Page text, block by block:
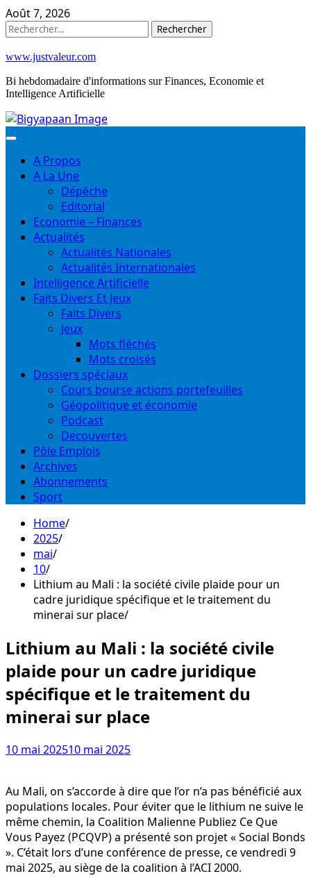
Skip
to
Août 7, 2026
Rechercher :
www.justvaleur.com
Bi hebdomadaire d'informations sur Finances, Economie et
Intelligence Artificielle
A Propos
A La Une
Dépêche
Editorial
Economie – Finances
Actualités
Actualités Nationales
Actualités Internationales
Intelligence Artificielle
Faits Divers Et Jeux
Faits Divers
Jeux
Mots fléchés
Mots croisés
Dossiers spéciaux
Cours bourse actions portefeuilles
Géopolitique et économie
Podcast
Decouvertes
Pôle Emplois
Archives
Abonnements
Sport
Home
2025
mai
10
Lithium au Mali : la société civile plaide pour un
cadre juridique spécifique et le traitement du
minerai sur place
Lithium au Mali : la société civile
plaide pour un cadre juridique
spécifique et le traitement du
minerai sur place
10 mai 202510 mai 2025
Au Mali, on s’accorde à dire que l’or n’a pas bénéficié aux
populations locales. Pour éviter que le lithium ne suive le
même chemin, la Coalition Malienne Publiez Ce Que
Vous Payez (PCQVP) a présenté son projet « Social Bonds
». C’était lors d’une conférence de presse, ce vendredi 9
mai 2025, au siège de la coalition à l’ACI 2000.